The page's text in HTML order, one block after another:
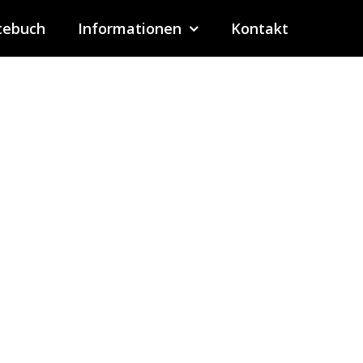
Informationen Kontakt